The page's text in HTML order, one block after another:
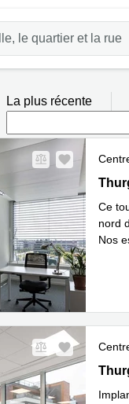
La plus récente
Ce
nord
Nos